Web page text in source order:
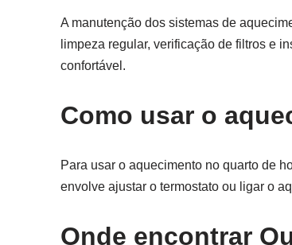
A manutenção dos sistemas de
limpeza regular, verificação de filtros e
confortável.
Como usar o
Para usar o aquecimento no quarto de
envolve ajustar o termostato ou ligar o
Onde encontrar